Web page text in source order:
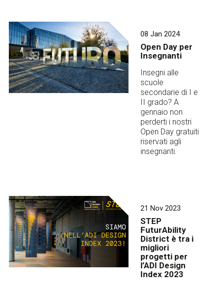
08 Jan 2024
Open Day per
Insegnanti
Insegni alle
scuole
secondarie di I e
II grado? A
gennaio non
perderti i nostri
Open Day gratuiti
riservati agli
insegnanti.
21 Nov 2023
STEP
FuturAbility
District è tra i
migliori
progetti per
l’ADI Design
Index 2023